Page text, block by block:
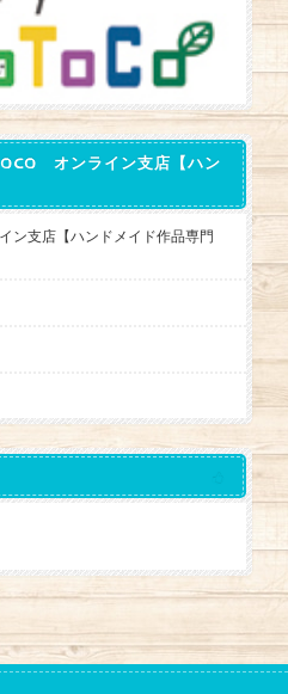
オンライン支店【ハン
支店【ハンドメイド作品専門